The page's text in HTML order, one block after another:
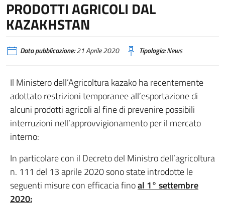
PRODOTTI AGRICOLI DAL
KAZAKHSTAN
Data pubblicazione:21 Aprile 2020 Tipologia:News
Il Ministero dell’Agricoltura kazako ha recentemente
adottato restrizioni temporanee all’esportazione di
alcuni prodotti agricoli al fine di prevenire possibili
interruzioni nell’approvvigionamento per il mercato
interno:
In particolare con il Decreto del Ministro dell’agricoltura
n. 111 del 13 aprile 2020 sono state introdotte le
seguenti misure con efficacia finoal 1° settembre
2020: